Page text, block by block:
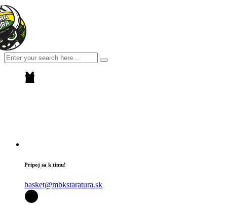
Pripoj sa k tímu!
basket@mbkstaratura.sk